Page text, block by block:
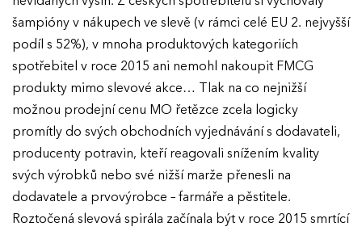
šampióny v nákupech ve slevě (v rámci celé EU 2. nejvyšší
podíl s 52%), v mnoha produktových kategoriích
spotřebitel v roce 2015 ani nemohl nakoupit FMCG
produkty mimo slevové akce… Tlak na co nejnižší
možnou prodejní cenu MO řetězce zcela logicky
promítly do svých obchodních vyjednávání s dodavateli,
producenty potravin, kteří reagovali snížením kvality
svých výrobků nebo své nižší marže přenesli na
dodavatele a prvovýrobce – farmáře a pěstitele.
Roztočená slevová spirála začínala být v roce 2015 smrtící